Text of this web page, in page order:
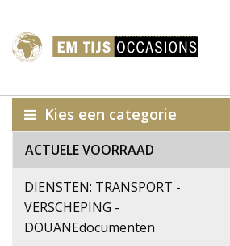
Kies een categorie
ACTUELE VOORRAAD
DIENSTEN: TRANSPORT -
VERSCHEPING -
DOUANEdocumenten